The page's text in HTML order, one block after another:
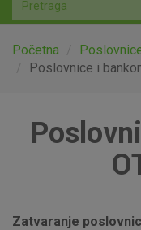
Agro
Mala poduzeća i obrtnici
Globalna tržišta
Početna
Poslovnice i
Zatvaranje